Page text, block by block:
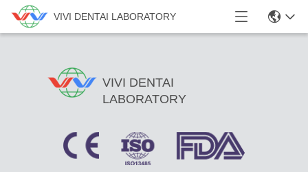
VIVI DENTAI LABORATORY
VIVI DENTAI
LABORATORY